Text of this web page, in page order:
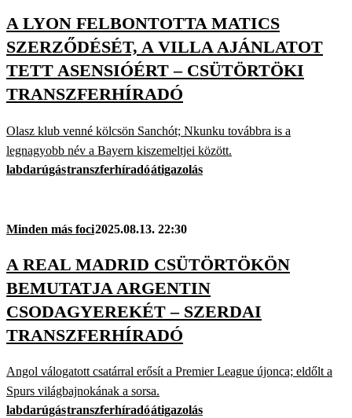
A LYON FELBONTOTTA MATICS
SZERZŐDÉSÉT, A VILLA AJÁNLATOT
TETT ASENSIÓÉRT – CSÜTÖRTÖKI
TRANSZFERHÍRADÓ
Olasz klub venné kölcsön Sanchót; Nkunku továbbra is a
legnagyobb név a Bayern kiszemeltjei között.
labdarúgástranszferhíradóátigazolás
Minden más foci2025.08.13. 22:30
A REAL MADRID CSÜTÖRTÖKÖN
BEMUTATJA ARGENTIN
CSODAGYEREKÉT – SZERDAI
TRANSZFERHÍRADÓ
Angol válogatott csatárral erősít a Premier League újonca; eldőlt a
Spurs világbajnokának a sorsa.
labdarúgástranszferhíradóátigazolás